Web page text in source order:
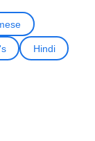
Hindi